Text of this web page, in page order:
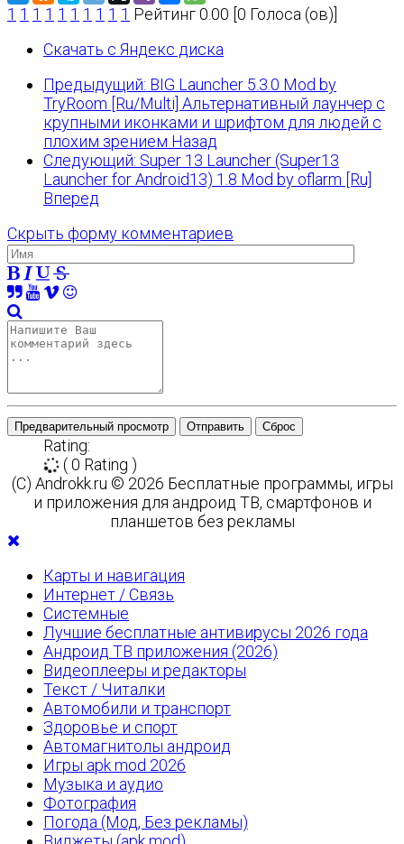
1 1 1 1 1 1 1 1 1 1 Рейтинг 0.00 [0 Голоса (ов)]
Скачать с Яндекс диска
Предыдущий: BIG Launcher 5.3.0 Mod by
TryRoom [Ru/Multi] Альтернативный лаунчер с
крупными иконками и шрифтом для людей с
плохим зрением Назад
Следующий: Super 13 Launcher (Super13
Launcher for Android13) 1.8 Mod by oflarm [Ru]
Вперед
Скрыть форму комментариев
Предварительный просмотр Отправить Сброс
Rating:
( 0 Rating )
(C) Androkk.ru © 2026 Бесплатные программы, игры
и приложения для андроид ТВ, смартфонов и
планшетов без рекламы
Карты и навигация
Интернет / Связь
Системные
Лучшие бесплатные антивирусы 2026 года
Андроид ТВ приложения (2026)
Видеоплееры и редакторы
Текст / Читалки
Автомобили и транспорт
Здоровье и спорт
Автомагнитолы андроид
Игры apk mod 2026
Музыка и аудио
Фотография
Погода (Мод, Без рекламы)